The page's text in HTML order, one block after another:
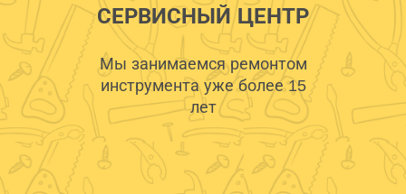
СЕРВИСНЫЙ ЦЕНТР
Мы занимаемся ремонтом
инструмента уже более 15
лет